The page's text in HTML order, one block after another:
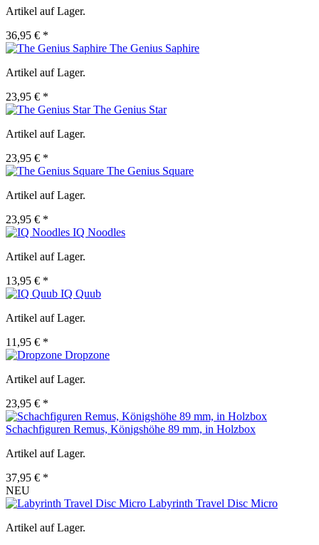
Artikel auf Lager.
36,95 € *
The Genius Saphire
Artikel auf Lager.
23,95 € *
The Genius Star
Artikel auf Lager.
23,95 € *
The Genius Square
Artikel auf Lager.
23,95 € *
IQ Noodles
Artikel auf Lager.
13,95 € *
IQ Quub
Artikel auf Lager.
11,95 € *
Dropzone
Artikel auf Lager.
23,95 € *
Schachfiguren Remus, Königshöhe 89 mm, in Holzbox
Artikel auf Lager.
37,95 € *
NEU
Labyrinth Travel Disc Micro
Artikel auf Lager.